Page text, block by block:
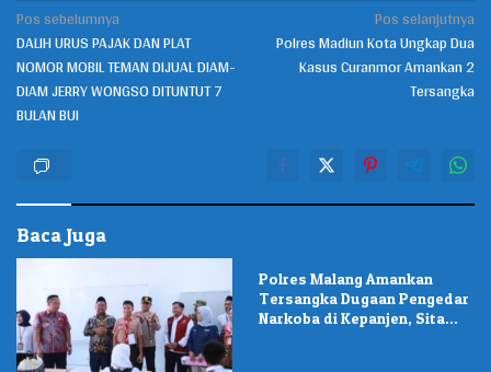
Navigasi
pos
Pos sebelumnya
DALIH URUS PAJAK DAN PLAT
NOMOR MOBIL TEMAN DIJUAL DIAM-
DIAM JERRY WONGSO DITUNTUT 7
BULAN BUI
Pos selanjutnya
Polres Madiun Kota Ungkap Dua
Kasus Curanmor Amankan 2
Tersangka
Baca Juga
Polres Malang Amankan
Tersangka Dugaan Pengedar
Narkoba di Kepanjen, Sita